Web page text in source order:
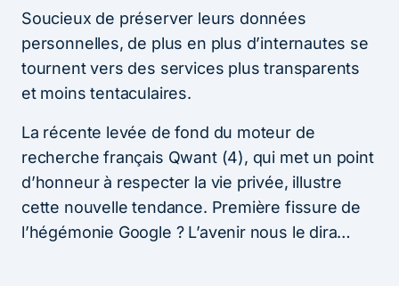
Soucieux de préserver leurs données
personnelles, de plus en plus d’internautes se
tournent vers des services plus transparents
et moins tentaculaires.
La récente levée de fond du moteur de
recherche français Qwant (4), qui met un point
d’honneur à respecter la vie privée, illustre
cette nouvelle tendance. Première fissure de
l’hégémonie Google ? L’avenir nous le dira…